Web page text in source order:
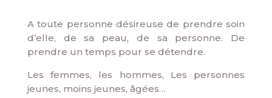
A toute personne désireuse de prendre soin
d’elle, de sa peau, de sa personne. De
prendre un temps pour se détendre.
Les femmes, les hommes, Les personnes
jeunes, moins jeunes, âgées…